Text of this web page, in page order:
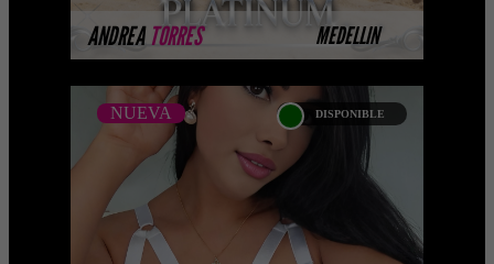
ANDREA TORRES MEDELLIN
MÁS INFORMACIÓN
NUEVA DISPONIBLE
CATALINA HERRERA
NUEVA
Próximamente.... Algunas de nuestras
modelos aún no tienen imágenes
disponibles en la web porque están
completando su sesión ...